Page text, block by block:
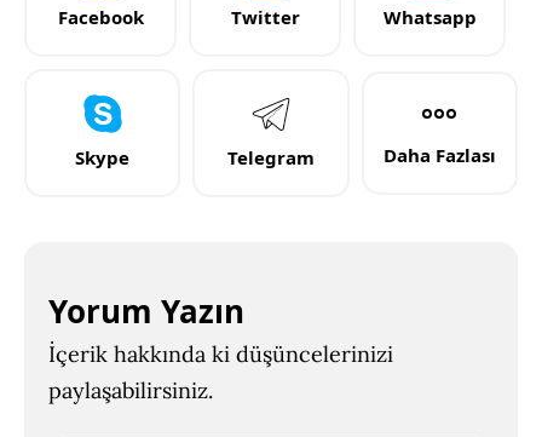
Facebook Twitter Whatsapp
Skype Telegram Daha Fazlası
Yorum Yazın
İçerik hakkında ki düşüncelerinizi
paylaşabilirsiniz.